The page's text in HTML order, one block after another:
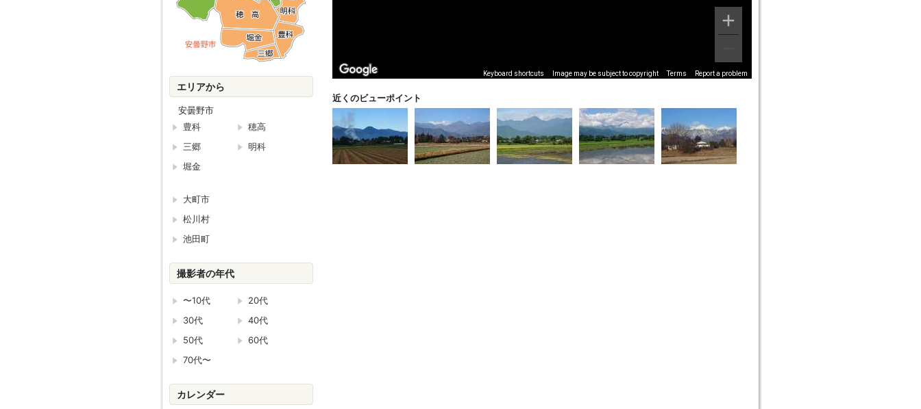
Keyboard shortcuts Image may be subject to copyright Terms Report a problem
近くのビューポイント
エリアから
安曇野市
豊科
穂高
三郷
明科
堀金
大町市
松川村
池田町
撮影者の年代
〜10代
20代
30代
40代
50代
60代
70代〜
カレンダー